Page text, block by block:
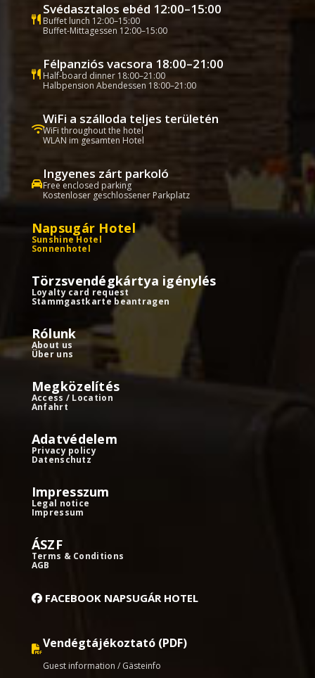
Svédasztalos ebéd 12:00–15:00
Buffet lunch 12:00–15:00
Buffet-Mittagessen 12:00–15:00
Félpanziós vacsora 18:00–21:00
Half-board dinner 18:00–21:00
Halbpension Abendessen 18:00–21:00
WiFi a szálloda teljes területén
WiFi throughout the hotel
WLAN im gesamten Hotel
Ingyenes zárt parkoló
Free enclosed parking
Kostenloser geschlossener Parkplatz
Napsugár Hotel
Sunshine Hotel
Sonnenhotel
Törzsvendégkártya igénylés
Loyalty card request
Stammgastkarte beantragen
Rólunk
About us
Über uns
Megközelítés
Access / Location
Anfahrt
Adatvédelem
Privacy policy
Datenschutz
Impresszum
Legal notice
Impressum
ÁSZF
Terms & Conditions
AGB
FACEBOOK NAPSUGÁR HOTEL
Vendégtájékoztató (PDF)
Guest information / Gästeinfo